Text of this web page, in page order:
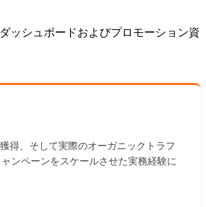
ッシュボードおよびプロモーション資
得、そして実際のオーガニックトラフ
ンペーンをスケールさせた実務経験に